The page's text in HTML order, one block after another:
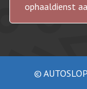
ophaaldienst
©